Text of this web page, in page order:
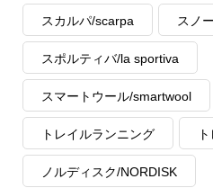
スカルパ/scarpa スノ
スポルティバ/la sportiva
スマートウール/smartwool
トレイルランニング
ノルディスク/NORDISK